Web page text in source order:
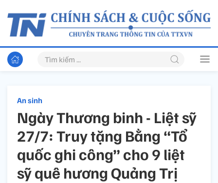
An sinh
Ngày Thương binh - Liệt sỹ
27/7: Truy tặng Bằng “Tổ
quốc ghi công” cho 9 liệt
sỹ quê hương Quảng Trị